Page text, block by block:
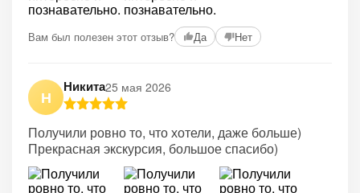
Вам был полезен этот отзыв? Да Нет
Н
Никита25 мая 2026
Получили ровно то, что хотели, даже больше)
Прекрасная экскурсия, большое спасибо)